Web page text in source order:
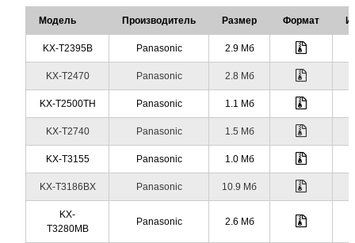
Модель Производитель Размер Формат
KX-T2395B Panasonic 2.9 Мб
KX-T2470 Panasonic 2.8 Мб
KX-T2500TH Panasonic 1.1 Мб
KX-T2740 Panasonic 1.5 Мб
KX-T3155 Panasonic 1.0 Мб
KX-T3186BX Panasonic 10.9 Мб
KX-
T3280MB
Panasonic 2.6 Мб